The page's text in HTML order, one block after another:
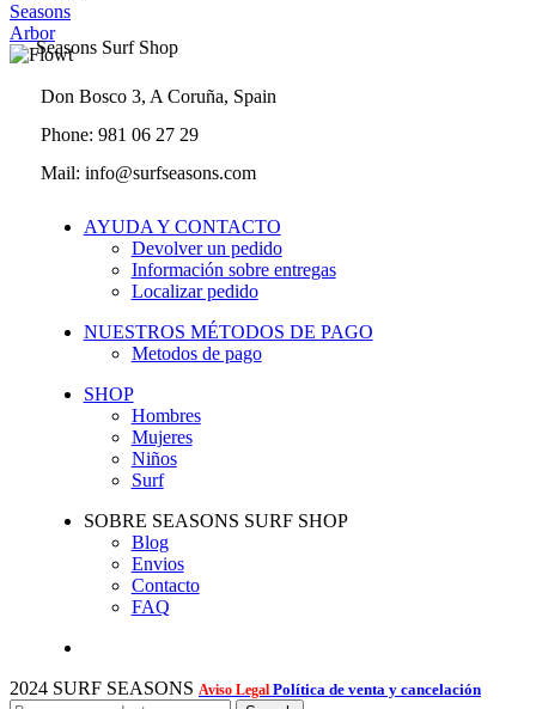
Seasons
Arbor
Seasons Surf Shop
Don Bosco 3, A Coruña, Spain
Phone: 981 06 27 29
Mail: info@surfseasons.com
AYUDA Y CONTACTO
Devolver un pedido
Información sobre entregas
Localizar pedido
NUESTROS MÉTODOS DE PAGO
Metodos de pago
SHOP
Hombres
Mujeres
Niños
Surf
SOBRE SEASONS SURF SHOP
Blog
Envios
Contacto
FAQ
2024 SURF SEASONS Aviso Legal Política de venta y cancelación